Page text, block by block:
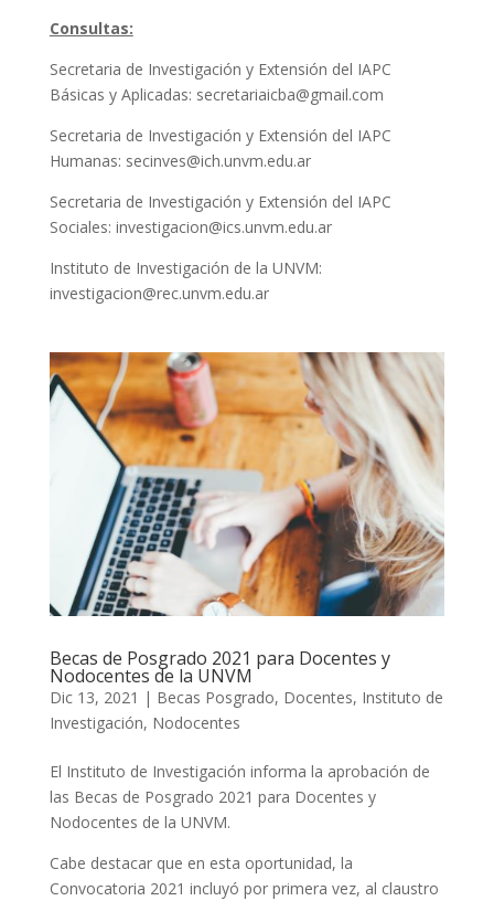
Consultas:
Secretaria de Investigación y Extensión del IAPC
Básicas y Aplicadas: secretariaicba@gmail.com
Secretaria de Investigación y Extensión del IAPC
Humanas: secinves@ich.unvm.edu.ar
Secretaria de Investigación y Extensión del IAPC
Sociales: investigacion@ics.unvm.edu.ar
Instituto de Investigación de la UNVM:
investigacion@rec.unvm.edu.ar
Becas de Posgrado 2021 para Docentes y
Nodocentes de la UNVM
Dic 13, 2021 | Becas Posgrado, Docentes, Instituto de
Investigación, Nodocentes
El Instituto de Investigación informa la aprobación de
las Becas de Posgrado 2021 para Docentes y
Nodocentes de la UNVM.
Cabe destacar que en esta oportunidad, la
Convocatoria 2021 incluyó por primera vez, al claustro